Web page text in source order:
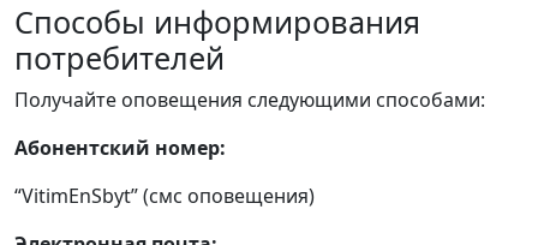
Способы информирования
потребителей
Получайте оповещения следующими способами:
Абонентский номер:
“VitimEnSbyt” (смс оповещения)